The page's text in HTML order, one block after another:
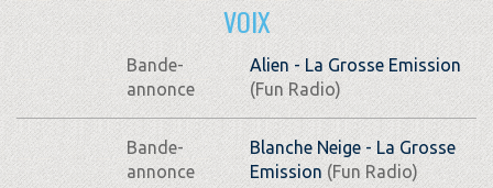
VOIX
Bande-
annonce
Alien - La Grosse Emission
(Fun Radio)
Bande-
annonce
Blanche Neige - La Grosse
Emission(Fun Radio)